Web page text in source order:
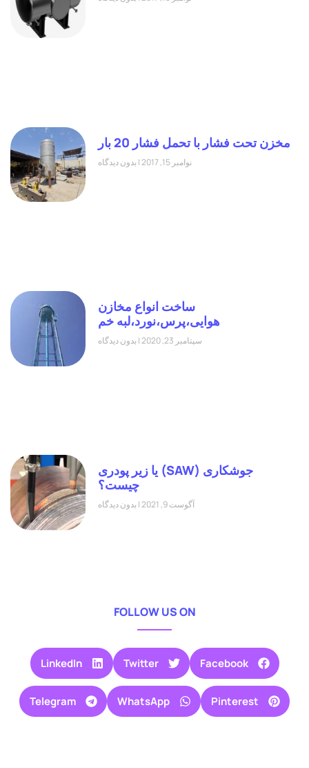
مخزن تحت فشار با تحمل فشار 20 بار
نوامبر 15, 2017 بدون دیدگاه
ساخت انواع مخازن
هوایی،پرس،نورد،لبه خم
سپتامبر 23, 2020 بدون دیدگاه
جوشکاری (SAW) یا زیر پودری
چیست؟
آگوست 9, 2021 بدون دیدگاه
FOLLOW US ON
Facebook
Twitter
LinkedIn
Pinterest
WhatsApp
Telegram